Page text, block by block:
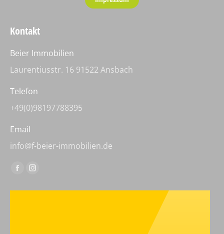
Kontakt
Beier Immobilien
Laurentiusstr. 16 91522 Ansbach
Telefon
+49(0)98197788395
Email
info@f-beier-immobilien.de
Finden Sie uns auf:
FacebookInstagram